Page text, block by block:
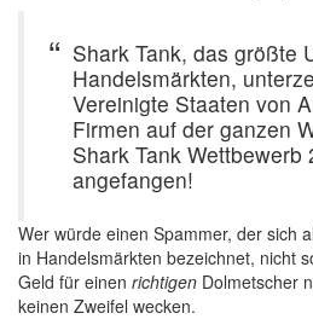
Shark Tank, das größte
Handelsmärkten,
Vereinigte Staaten von
Firmen auf der ganzen
Shark Tank Wettbewerb
angefangen!
Wer würde einen Spammer, der sich
in Handelsmärkten bezeichnet, nicht
Geld für einen richtigen Dolmetscher
keinen Zweifel wecken.